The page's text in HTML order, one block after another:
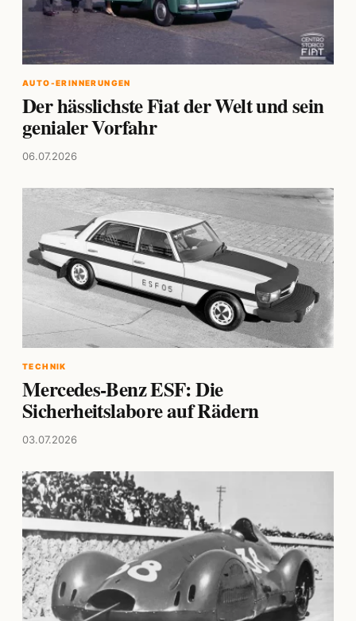
AUTO-ERINNERUNGEN
Der hässlichste Fiat der Welt und sein
genialer Vorfahr
06.07.2026
TECHNIK
Mercedes-Benz ESF: Die
Sicherheitslabore auf Rädern
03.07.2026